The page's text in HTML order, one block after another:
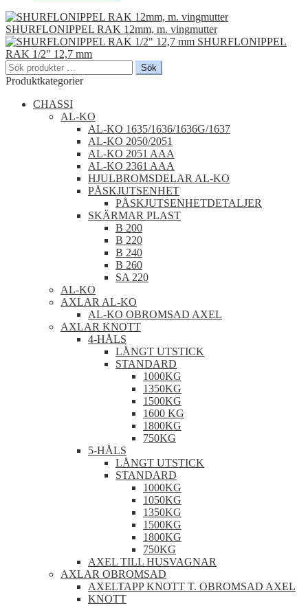
SHURFLONIPPEL RAK 12mm, m. vingmutter
SHURFLONIPPEL
RAK 1/2" 12,7 mm
Sök
efter:
Sök
Produktkategorier
CHASSI
AL-KO
AL-KO 1635/1636/1636G/1637
AL-KO 2050/2051
AL-KO 2051 AAA
AL-KO 2361 AAA
HJULBROMSDELAR AL-KO
PÅSKJUTSENHET
PÅSKJUTSENHETDETALJER
SKÄRMAR PLAST
B 200
B 220
B 240
B 260
SA 220
AL-KO
AXLAR AL-KO
AL-KO OBROMSAD AXEL
AXLAR KNOTT
4-HÅLS
LÅNGT UTSTICK
STANDARD
1000KG
1350KG
1500KG
1600 KG
1800KG
750KG
5-HÅLS
LÅNGT UTSTICK
STANDARD
1000KG
1050KG
1350KG
1500KG
1800KG
750KG
AXEL TILL HUSVAGNAR
AXLAR OBROMSAD
AXELTAPP KNOTT T. OBROMSAD AXEL
KNOTT